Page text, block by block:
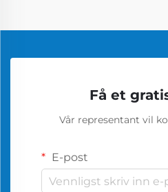
Få et
Vår representant vil
E-post